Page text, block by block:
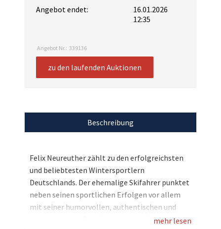
Angebot endet:
16.01.2026
12:35
Angebot Nr.: 339136
zu den laufenden Auktionen
Beschreibung
Felix Neureuther zählt zu den erfolgreichsten
und beliebtesten Wintersportlern
Deutschlands. Der ehemalige Skifahrer punktet
neben seinen sportlichen Erfolgen vor allem
mit seiner humorvollen, authentischen und
sympathischen Persönlichkeit. In diesem Jahr
mehr lesen